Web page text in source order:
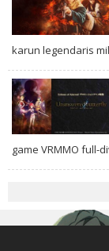
karun legendaris
game VRMMO